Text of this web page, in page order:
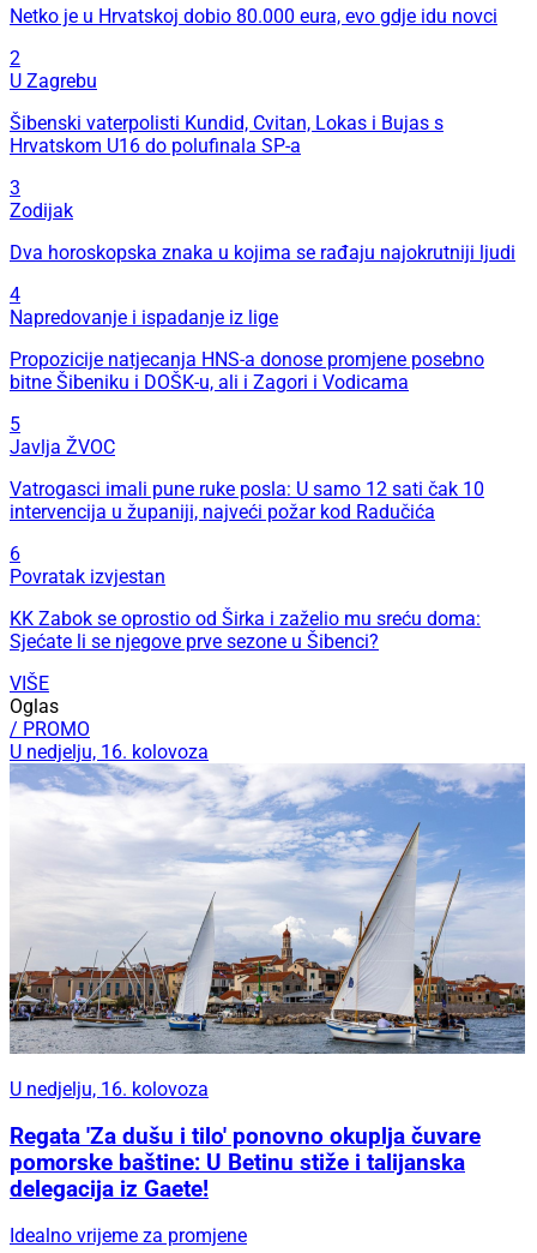
Netko je u Hrvatskoj dobio 80.000 eura, evo gdje idu novci
2
U Zagrebu
Šibenski vaterpolisti Kundid, Cvitan, Lokas i Bujas s
Hrvatskom U16 do polufinala SP-a
3
Zodijak
Dva horoskopska znaka u kojima se rađaju najokrutniji ljudi
4
Napredovanje i ispadanje iz lige
Propozicije natjecanja HNS-a donose promjene posebno
bitne Šibeniku i DOŠK-u, ali i Zagori i Vodicama
5
Javlja ŽVOC
Vatrogasci imali pune ruke posla: U samo 12 sati čak 10
intervencija u županiji, najveći požar kod Radučića
6
Povratak izvjestan
KK Zabok se oprostio od Širka i zaželio mu sreću doma:
Sjećate li se njegove prve sezone u Šibenci?
VIŠE
Oglas
/ PROMO
U nedjelju, 16. kolovoza
U nedjelju, 16. kolovoza
Regata 'Za dušu i tilo' ponovno okuplja čuvare
pomorske baštine: U Betinu stiže i talijanska
delegacija iz Gaete!
Idealno vrijeme za promjene